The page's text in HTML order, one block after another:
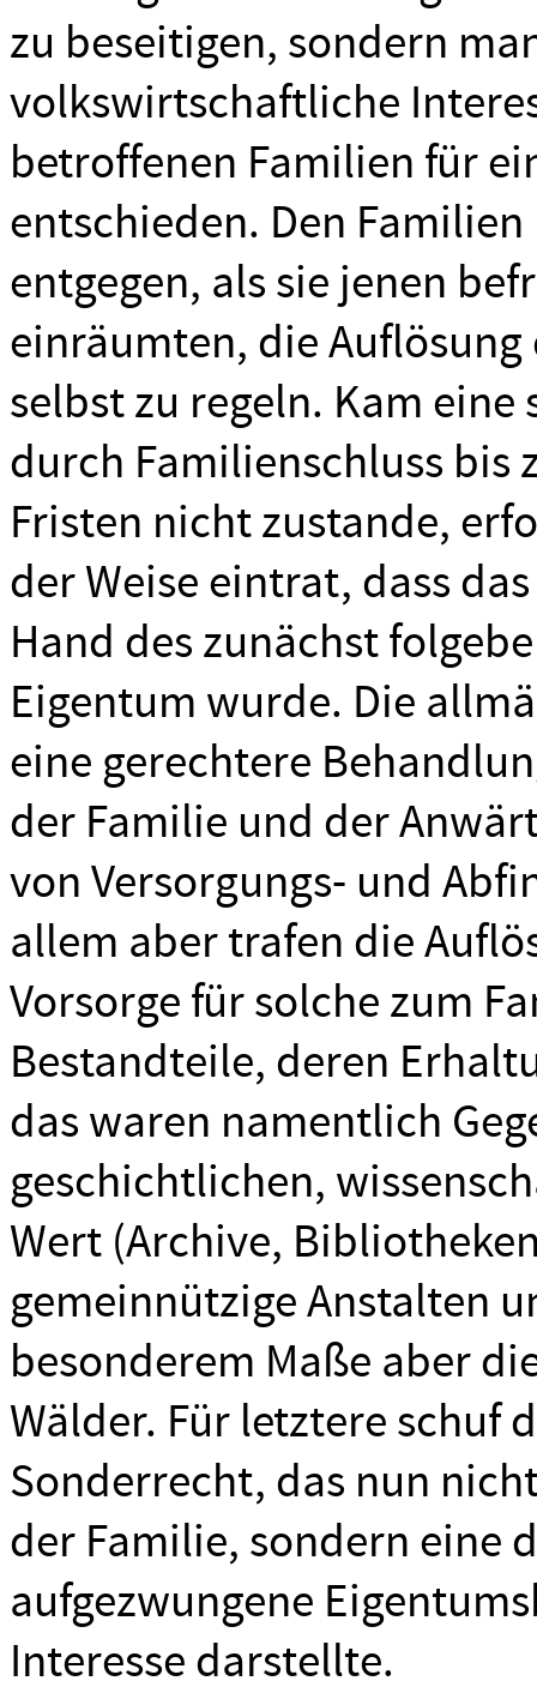
zu beseitigen, sondern
volkswirtschaftliche
betroffenen Familien für
entschieden. Den
entgegen, als sie jenen
einräumten, die
selbst zu regeln. Kam
durch Familienschluss bis
Fristen nicht zustande,
der Weise eintrat, dass
Hand des zunächst
Eigentum wurde. Die
eine gerechtere
der Familie und der
von Versorgungs- und
allem aber trafen die
Vorsorge für solche zum
Bestandteile, deren
das waren namentlich
geschichtlichen,
Wert (Archive,
gemeinnützige Anstalten
besonderem Maße aber
Wälder. Für letztere schuf
Sonderrecht, das nun
der Familie, sondern eine
aufgezwungene
Interesse darstellte.